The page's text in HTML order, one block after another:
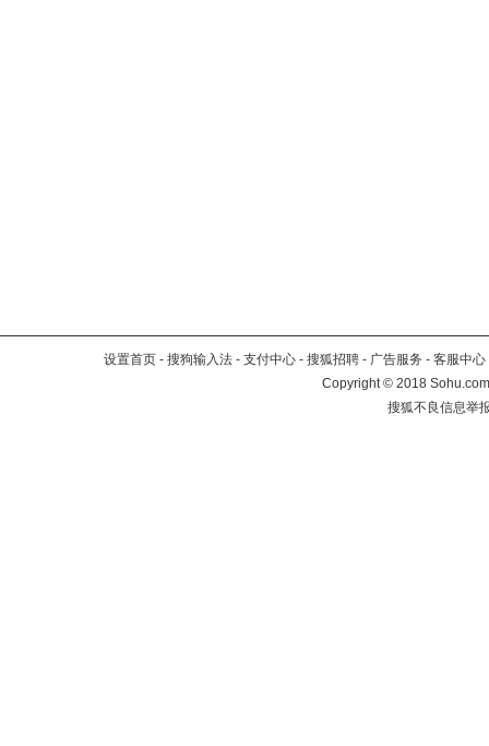
设置首页 - 搜狗输入法 - 支付中心 - 搜狐招聘 - 广告服务 - 客服中心
Copyright©2018
搜狐不良信息举